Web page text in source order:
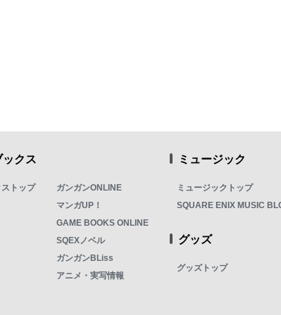
ックス
トップ
ガンガンONLINE
マンガUP！
GAME BOOKS ONLINE
SQEXノベル
ガンガンBLiss
アニメ・実写情報
ミュージック
ミュージックトップ
SQUARE ENIX MUSIC
グッズ
グッズトップ